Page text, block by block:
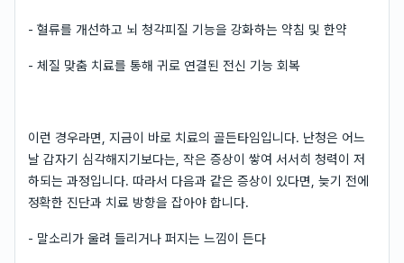
- 혈류를 개선하고 뇌 청각피질 기능을 강화하는 약침 및 한약
- 체질 맞춤 치료를 통해 귀로 연결된 전신 기능 회복
이런 경우라면, 지금이 바로 치료의 골든타임입니다. 난청은 어느
날 갑자기 심각해지기보다는, 작은 증상이 쌓여 서서히 청력이 저
하되는 과정입니다. 따라서 다음과 같은 증상이 있다면, 늦기 전에
정확한 진단과 치료 방향을 잡아야 합니다.
- 말소리가 울려 들리거나 퍼지는 느낌이 든다